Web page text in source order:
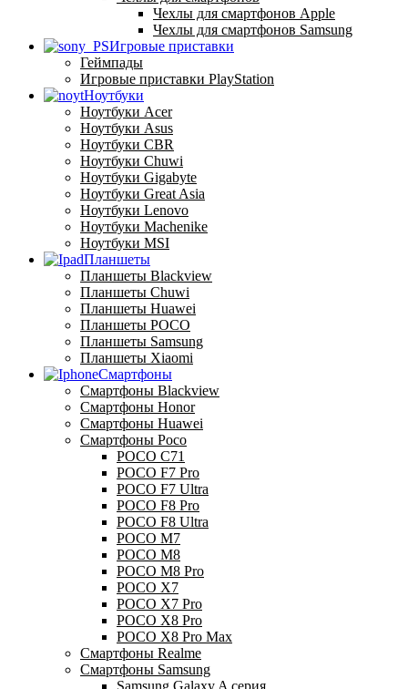
Чехлы для смартфонов Apple
Чехлы для смартфонов Samsung
Игровые приставки
Геймпады
Игровые приставки PlayStation
Ноутбуки
Ноутбуки Acer
Ноутбуки Asus
Ноутбуки CBR
Ноутбуки Chuwi
Ноутбуки Gigabyte
Ноутбуки Great Asia
Ноутбуки Lenovo
Ноутбуки Machenike
Ноутбуки MSI
Планшеты
Планшеты Blackview
Планшеты Chuwi
Планшеты Huawei
Планшеты POCO
Планшеты Samsung
Планшеты Xiaomi
Смартфоны
Смартфоны Blackview
Смартфоны Honor
Смартфоны Huawei
Смартфоны Poco
POCO C71
POCO F7 Pro
POCO F7 Ultra
POCO F8 Pro
POCO F8 Ultra
POCO M7
POCO M8
POCO M8 Pro
POCO X7
POCO X7 Pro
POCO X8 Pro
POCO X8 Pro Max
Смартфоны Realme
Смартфоны Samsung